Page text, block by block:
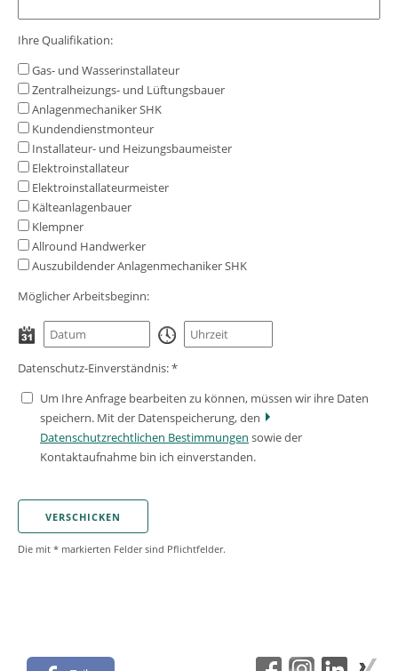
Ihre Qualifikation:
Gas- und Wasserinstallateur
Zentralheizungs- und Lüftungsbauer
Anlagenmechaniker SHK
Kundendienstmonteur
Installateur- und Heizungsbaumeister
Elektroinstallateur
Elektroinstallateurmeister
Kälteanlagenbauer
Klempner
Allround Handwerker
Auszubildender Anlagenmechaniker SHK
Möglicher Arbeitsbeginn:
Datenschutz-Einverständnis: *
Um Ihre Anfrage bearbeiten zu können, müssen wir ihre Daten
speichern. Mit der Datenspeicherung, den
Datenschutzrechtlichen Bestimmungen sowie der
Kontaktaufnahme bin ich einverstanden.
Die mit * markierten Felder sind Pflichtfelder.